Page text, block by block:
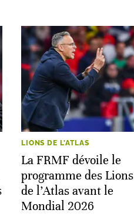
LIONS DE L'ATLAS
La FRMF dévoile le
programme des Lions
de l’Atlas avant le
Mondial 2026